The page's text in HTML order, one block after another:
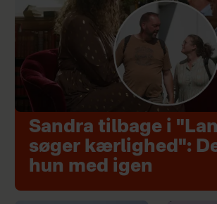
Sandra tilbage i
søger kærlighed":
hun med igen